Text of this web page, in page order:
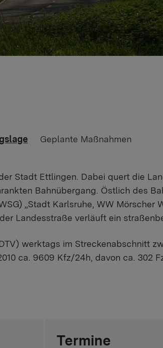
Geplante Maßnahmen
Stadt Ettlingen. Dabei quert die
Bahnübergang. Östlich des
„Stadt Karlsruhe, WW Mörscher
Landesstraße verläuft ein
werktags im Streckenabschnitt
ca. 9609 Kfz/24h, davon ca. 302
Termine